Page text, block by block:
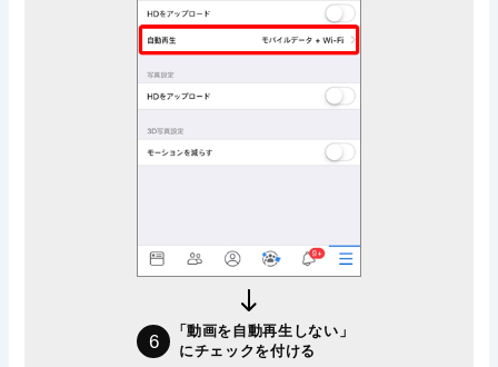
6
「動画を自動再生しない」
にチェックを付ける